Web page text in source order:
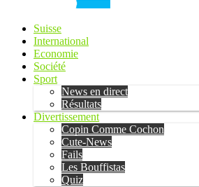
Suisse
International
Economie
Société
Sport
News en direct
Résultats
Divertissement
Copin Comme Cochon
Cute-News
Fails
Les Bouffistas
Quiz